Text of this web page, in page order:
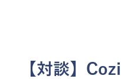
【対談】